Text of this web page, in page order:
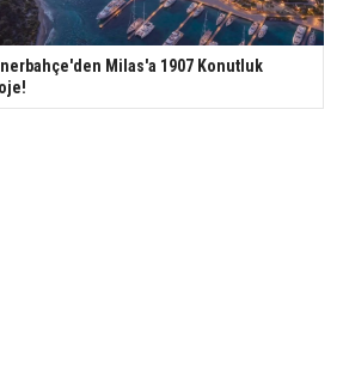
Milas'a 1907 Konutluk